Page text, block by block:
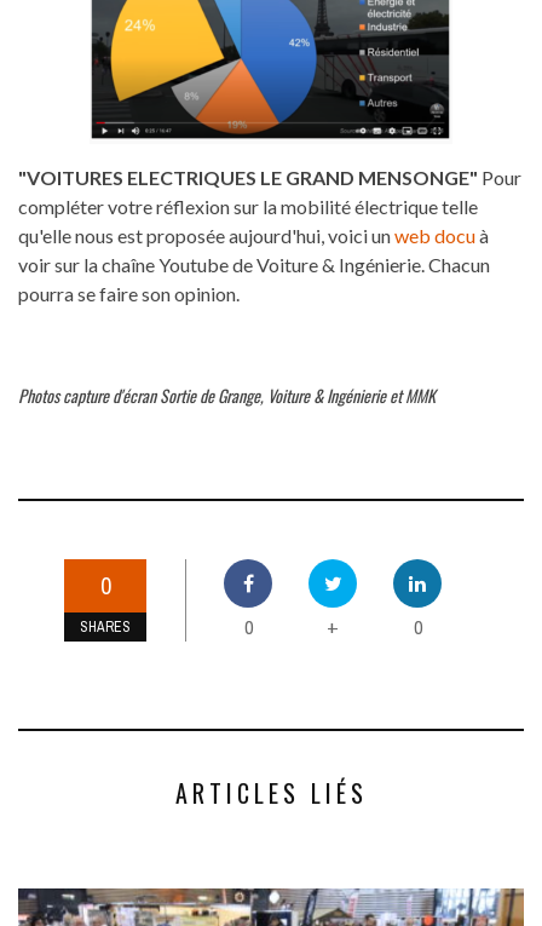
"VOITURES ELECTRIQUES LE GRAND MENSONGE" Pour
compléter votre réflexion sur la mobilité électrique telle
qu'elle nous est proposée aujourd'hui, voici unweb docuà
voir sur la chaîne Youtube de Voiture & Ingénierie. Chacun
pourra se faire son opinion.
Photos capture d'écran Sortie de Grange, Voiture & Ingénierie et MMK
0
SHARES 0 + 0
ARTICLES LIÉS